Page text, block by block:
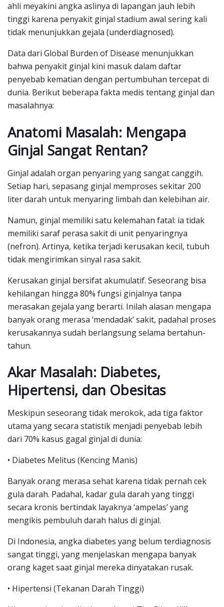
ahli meyakini angka aslinya di lapangan jauh lebih
tinggi karena penyakit ginjal stadium awal sering kali
tidak menunjukkan gejala (underdiagnosed).
Data dari Global Burden of Disease menunjukkan
bahwa penyakit ginjal kini masuk dalam daftar
penyebab kematian dengan pertumbuhan tercepat di
dunia. Berikut beberapa fakta medis tentang ginjal dan
masalahnya:
Anatomi Masalah: Mengapa
Ginjal Sangat Rentan?
Ginjal adalah organ penyaring yang sangat canggih.
Setiap hari, sepasang ginjal memproses sekitar 200
liter darah untuk menyaring limbah dan kelebihan air.
Namun, ginjal memiliki satu kelemahan fatal: ia tidak
memiliki saraf perasa sakit di unit penyaringnya
(nefron). Artinya, ketika terjadi kerusakan kecil, tubuh
tidak mengirimkan sinyal rasa sakit.
Kerusakan ginjal bersifat akumulatif. Seseorang bisa
kehilangan hingga 80% fungsi ginjalnya tanpa
merasakan gejala yang berarti. Inilah alasan mengapa
banyak orang merasa ‘mendadak’ sakit, padahal proses
kerusakannya sudah berlangsung selama bertahun-
tahun.
Akar Masalah: Diabetes,
Hipertensi, dan Obesitas
Meskipun seseorang tidak merokok, ada tiga faktor
utama yang secara statistik menjadi penyebab lebih
dari 70% kasus gagal ginjal di dunia:
• Diabetes Melitus (Kencing Manis)
Banyak orang merasa sehat karena tidak pernah cek
gula darah. Padahal, kadar gula darah yang tinggi
secara kronis bertindak layaknya ‘ampelas’ yang
mengikis pembuluh darah halus di ginjal.
Di Indonesia, angka diabetes yang belum terdiagnosis
sangat tinggi, yang menjelaskan mengapa banyak
orang kaget saat ginjal mereka dinyatakan rusak.
• Hipertensi (Tekanan Darah Tinggi)